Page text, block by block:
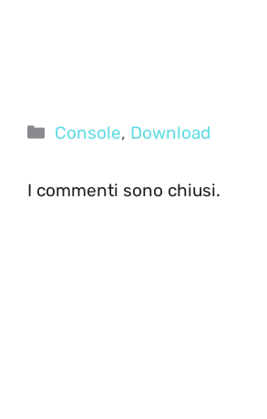
Categorie
Console, Download
I commenti sono chiusi.